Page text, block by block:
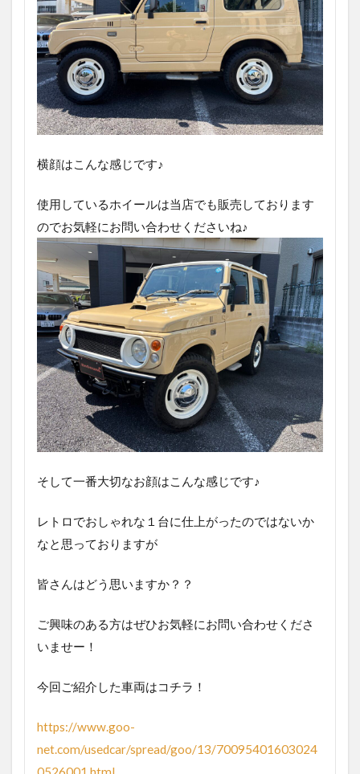
横顔はこんな感じです♪
使用しているホイールは当店でも販売しております
のでお気軽にお問い合わせくださいね♪
そして一番大切なお顔はこんな感じです♪
レトロでおしゃれな１台に仕上がったのではないか
なと思っておりますが
皆さんはどう思いますか？？
ご興味のある方はぜひお気軽にお問い合わせくださ
いませー！
今回ご紹介した車両はコチラ！
https://www.goo-
net.com/usedcar/spread/goo/13/70095401603024